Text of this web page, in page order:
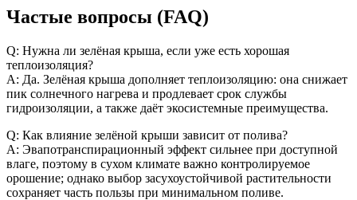
Частые вопросы (FAQ)
Q: Нужна ли зелёная крыша, если уже есть хорошая
теплоизоляция?
A: Да. Зелёная крыша дополняет теплоизоляцию: она снижает
пик солнечного нагрева и продлевает срок службы
гидроизоляции, а также даёт экосистемные преимущества.
Q: Как влияние зелёной крыши зависит от полива?
A: Эвапотранспирационный эффект сильнее при доступной
влаге, поэтому в сухом климате важно контролируемое
орошение; однако выбор засухоустойчивой растительности
сохраняет часть пользы при минимальном поливе.